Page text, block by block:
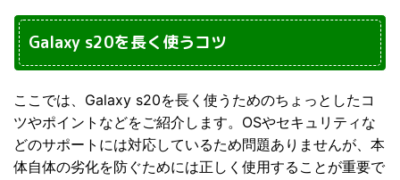
Galaxy s20を長く使うコツ
ここでは、Galaxy s20を長く使うためのちょっとしたコ
ツやポイントなどをご紹介します。OSやセキュリティな
どのサポートには対応しているため問題ありませんが、本
体自体の劣化を防ぐためには正しく使用することが重要で